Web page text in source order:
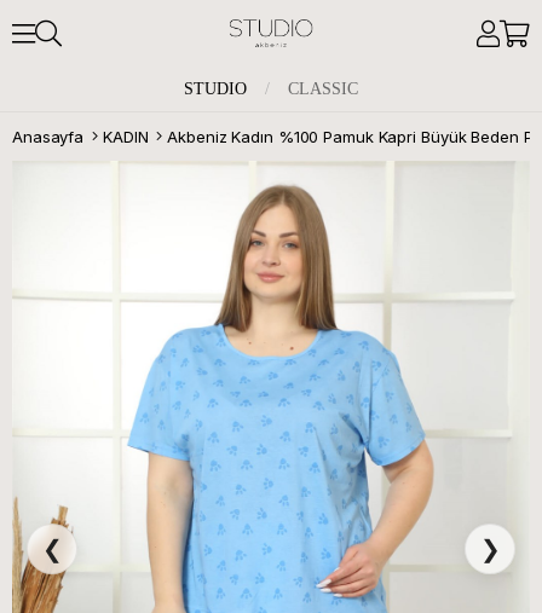
STUDIO / CLASSIC
Anasayfa KADIN
❮ ❯